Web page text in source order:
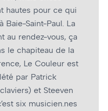
hautes pour ce qui
Saint-Paul. La
au rendez-vous, ça
le chapiteau de la
Le Couleur est
par Patrick
et Steeven
six musicien.nes